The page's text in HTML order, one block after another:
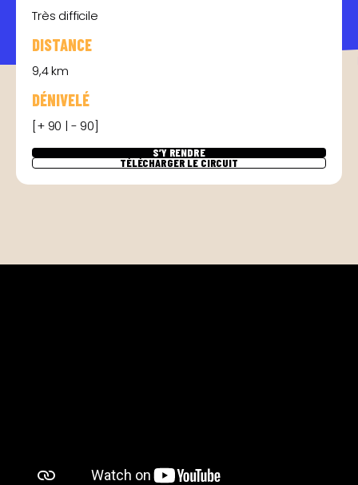
Très difficile
DISTANCE
9,4 km
DÉNIVELÉ
[+ 90 | - 90]
S’Y RENDRE
TÉLÉCHARGER LE CIRCUIT